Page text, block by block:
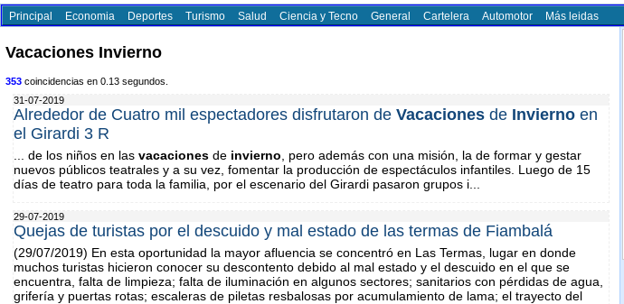
Principal Economia Deportes Turismo Salud Ciencia y Tecno General Cartelera Automotor Más leidas
Vacaciones Invierno
353 coincidencias en 0.13 segundos.
31-07-2019
Alrededor de Cuatro mil espectadores disfrutaron de Vacaciones de Invierno en
el Girardi 3 R
... de los niños en las vacaciones de invierno , pero además con una misión, la de formar y gestar
nuevos públicos teatrales y a su vez, fomentar la producción de espectáculos infantiles. Luego de 15
días de teatro para toda la familia, por el escenario del Girardi pasaron grupos i...
29-07-2019
Quejas de turistas por el descuido y mal estado de las termas de Fiambalá
(29/07/2019) En esta oportunidad la mayor afluencia se concentró en Las Termas, lugar en donde
muchos turistas hicieron conocer su descontento debido al mal estado y el descuido en el que se
encuentra, falta de limpieza; falta de iluminación en algunos sectores; sanitarios con pérdidas de agua,
grifería y puertas rotas; escaleras de piletas resbalosas por acumulamiento de lama; el trayecto del